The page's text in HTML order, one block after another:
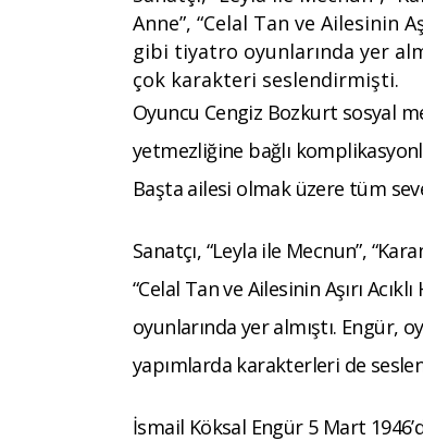
Anne”, “Celal Tan ve Ailesinin
gibi tiyatro oyunlarında yer
çok karakteri seslendirmişti.
Oyuncu Cengiz Bozkurt sosyal
yetmezliğine bağlı
Başta ailesi olmak üzere tüm
Sanatçı, “Leyla ile Mecnun”,
“Celal Tan ve Ailesinin Aşırı
oyunlarında yer almıştı. Engür,
yapımlarda karakterleri de
İsmail Köksal Engür 5 Mart